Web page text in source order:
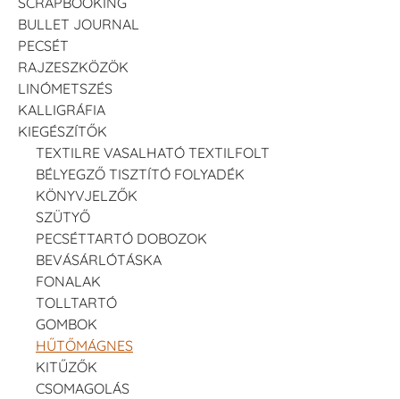
BULLET JOURNAL
PECSÉT
RAJZESZKÖZÖK
LINÓMETSZÉS
KALLIGRÁFIA
KIEGÉSZÍTŐK
TEXTILRE VASALHATÓ TEXTILFOLT
BÉLYEGZŐ TISZTÍTÓ FOLYADÉK
KÖNYVJELZŐK
SZÜTYŐ
PECSÉTTARTÓ DOBOZOK
BEVÁSÁRLÓTÁSKA
FONALAK
TOLLTARTÓ
GOMBOK
HŰTŐMÁGNES
KITŰZŐK
CSOMAGOLÁS